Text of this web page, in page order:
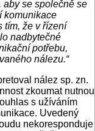
aby se společně se
komunikace
tím, že v řízení
nadbytečné
potřebu,
nálezu.“
nález sp. zn.
zkoumat nutnou
s užíváním
Uvedený
nekoresponduje